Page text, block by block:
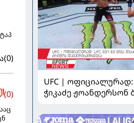
(0)
(0)
UFC | ოფიციალურად:
ჭიკაძე ჟოანდერსონ